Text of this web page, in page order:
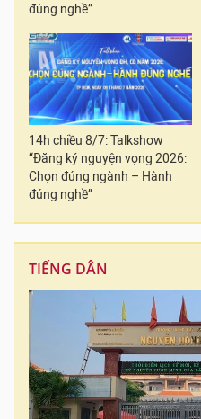
đúng nghề”
14h chiều 8/7: Talkshow
“Đăng ký nguyện vọng 2026:
Chọn đúng ngành – Hành
đúng nghề”
TIẾNG DÂN